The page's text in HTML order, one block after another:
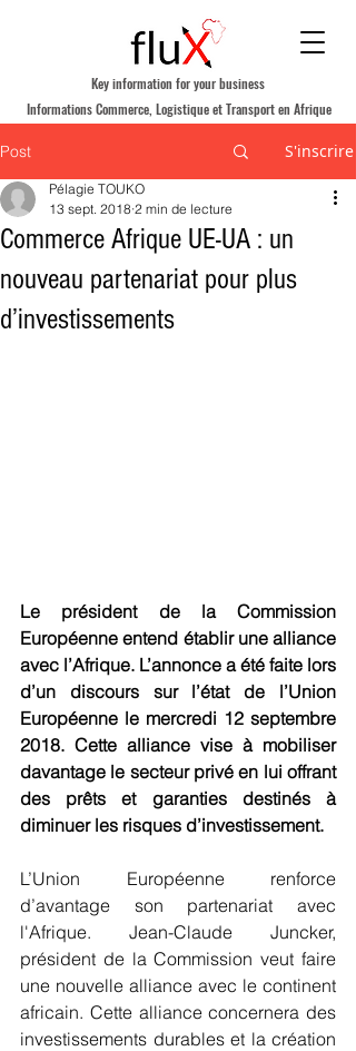
Informations Commerce, Logistique et Transport en Afrique
Key information for your business
Post S'inscrire
Commerce Afrique UE-UA : un
nouveau partenariat pour plus
d’investissements
Pélagie TOUKO
13 sept. 2018 2 min de lecture
Le président de la Commission
Européenne entend établir une alliance
avec l’Afrique. L’annonce a été faite lors
d’un discours sur l’état de l’Union
Européenne le mercredi 12 septembre
2018. Cette alliance vise à mobiliser
davantage le secteur privé en lui offrant
des prêts et garanties destinés à
diminuer les risques d’investissement.
L’Union Européenne renforce
d’avantage son partenariat avec
l'Afrique. Jean-Claude Juncker,
président de la Commission veut faire
une nouvelle alliance avec le continent
africain. Cette alliance concernera des
investissements durables et la création